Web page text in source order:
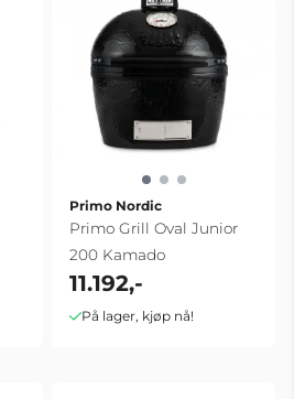
Primo Nordic
Primo Grill Oval Junior
200 Kamado
11.192,-
På lager, kjøp nå!